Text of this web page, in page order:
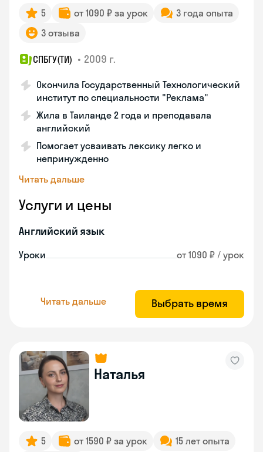
5 от 1090 ₽ за урок
3 года опыта
3 отзыва
СПБГУ(ТИ) • 2009 г.
Окончила Государственный Технологический
институт по специальности "Реклама"
Жила в Таиланде 2 года и преподавала
английский
Помогает усваивать лексику легко и
непринужденно
Читать дальше
Услуги и цены
Английский язык
Уроки от 1090 ₽ / урок
Читать дальше Выбрать время
Наталья
5 от 1590 ₽ за урок 15 лет опыта